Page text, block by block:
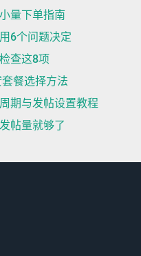
量下单指南
6个问题决定
查这8项
餐选择方法
期与发帖设置教程
帖量就够了